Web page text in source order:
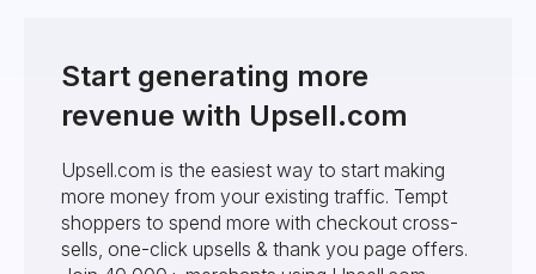
Start generating more
revenue with Upsell.com
Upsell.com is the easiest way to start making
more money from your existing traffic. Tempt
shoppers to spend more with checkout cross-
sells, one-click upsells & thank you page offers.